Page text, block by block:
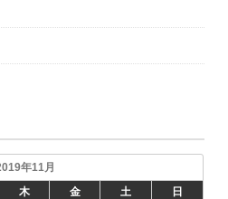
年11月
木 金 土 日